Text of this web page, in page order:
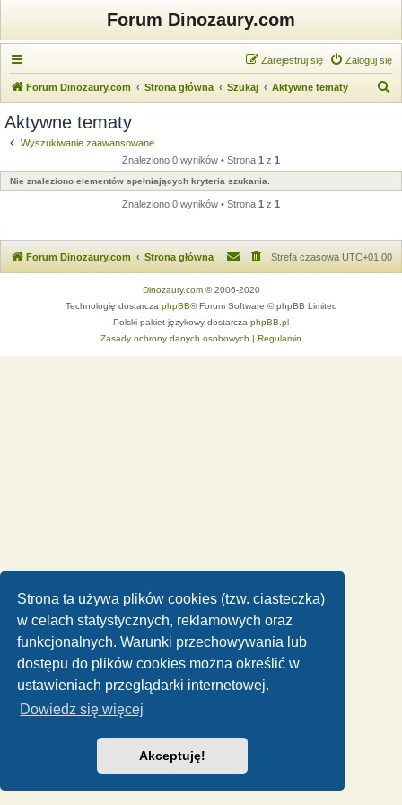
Strona ta używa plików cookies (tzw. ciasteczka)
w celach statystycznych, reklamowych oraz
funkcjonalnych. Warunki przechowywania lub
dostępu do plików cookies można określić w
ustawieniach przeglądarki internetowej.
Dowiedz się więcej
Akceptuję!
Forum Dinozaury.com
Zaloguj się
Zarejestruj się
Forum Dinozaury.com Strona główna Szukaj Aktywne tematy
a
j
Aktywne tematy
Wyszukiwanie zaawansowane
Znaleziono 0 wyników • Strona 1 z 1
Nie znaleziono elementów spełniających kryteria szukania.
Znaleziono 0 wyników • Strona 1 z 1
Forum Dinozaury.com Strona główna Strefa czasowa UTC+01:00
Dinozaury.com© 2006-2020
Technologię dostarcza phpBB® Forum Software © phpBB Limited
Polski pakiet językowy dostarcza phpBB.pl
Zasady ochrony danych osobowych | Regulamin